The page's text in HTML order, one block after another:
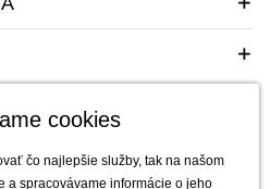
cookies
čo najlepšie služby, tak na našom
a spracovávame informácie o jeho